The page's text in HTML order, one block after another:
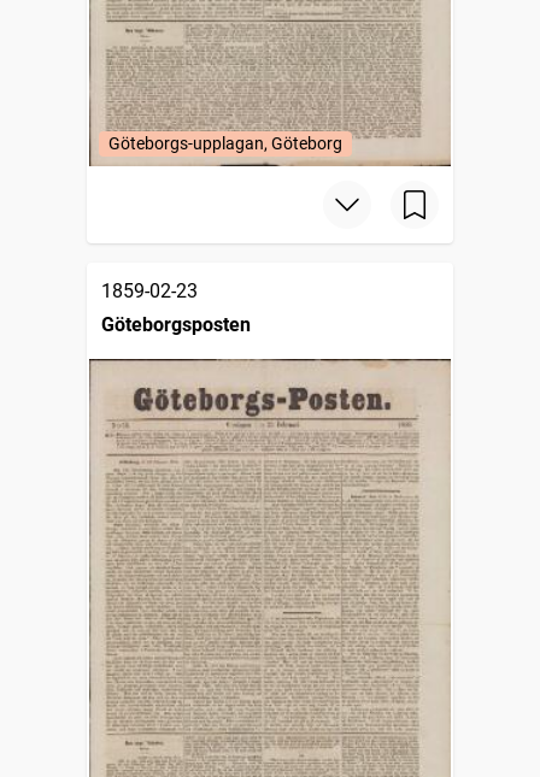
Göteborgs-upplagan, Göteborg
1859-02-23
Göteborgsposten